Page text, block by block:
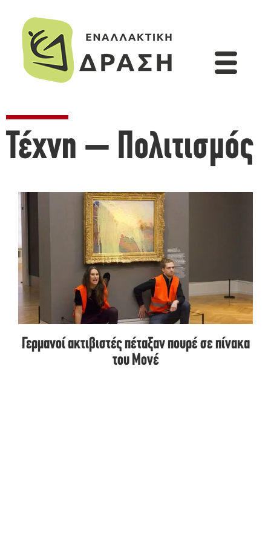
Τέχνη – Πολιτισμός
Γερμανοί ακτιβιστές πέταξαν πουρέ σε πίνακα
του Μονέ